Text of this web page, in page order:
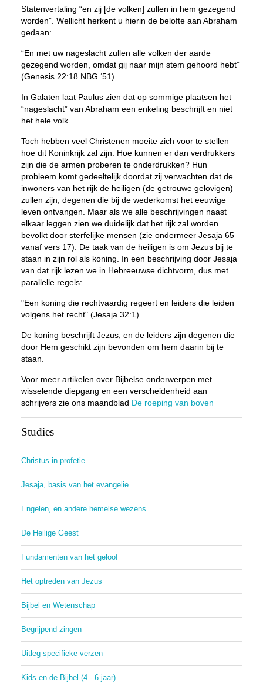
Statenvertaling “en zij [de volken] zullen in hem gezegend
worden”. Wellicht herkent u hierin de belofte aan Abraham
gedaan:
“En met uw nageslacht zullen alle volken der aarde
gezegend worden, omdat gij naar mijn stem gehoord hebt”
(Genesis 22:18 NBG ‘51).
In Galaten laat Paulus zien dat op sommige plaatsen het
“nageslacht” van Abraham een enkeling beschrijft en niet
het hele volk.
Toch hebben veel Christenen moeite zich voor te stellen
hoe dit Koninkrijk zal zijn. Hoe kunnen er dan verdrukkers
zijn die de armen proberen te onderdrukken? Hun
probleem komt gedeeltelijk doordat zij verwachten dat de
inwoners van het rijk de heiligen (de getrouwe gelovigen)
zullen zijn, degenen die bij de wederkomst het eeuwige
leven ontvangen. Maar als we alle beschrijvingen naast
elkaar leggen zien we duidelijk dat het rijk zal worden
bevolkt door sterfelijke mensen (zie ondermeer Jesaja 65
vanaf vers 17). De taak van de heiligen is om Jezus bij te
staan in zijn rol als koning. In een beschrijving door Jesaja
van dat rijk lezen we in Hebreeuwse dichtvorm, dus met
parallelle regels:
"Een koning die rechtvaardig regeert en leiders die leiden
volgens het recht" (Jesaja 32:1).
De koning beschrijft Jezus, en de leiders zijn degenen die
door Hem geschikt zijn bevonden om hem daarin bij te
staan.
Voor meer artikelen over Bijbelse onderwerpen met
wisselende diepgang en een verscheidenheid aan
schrijvers zie ons maandblad De roeping van boven
Studies
Christus in profetie
Jesaja, basis van het evangelie
Engelen, en andere hemelse wezens
De Heilige Geest
Fundamenten van het geloof
Het optreden van Jezus
Bijbel en Wetenschap
Begrijpend zingen
Uitleg specifieke verzen
Kids en de Bijbel (4 - 6 jaar)